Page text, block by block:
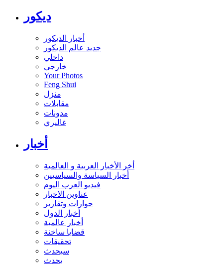
ديكور
أخبار الديكور
جديد عالم الديكور
داخلي
خارجي
Your Photos
Feng Shui
منزل
مقابلات
مدونات
غاليري
أخبار
أخر الأخبار العربية و العالمية
أخبار السياسة والسياسيين
فيديو العرب اليوم
عناوين الاخبار
حوارات وتقارير
أخبار الدول
أخبار عالمية
قضايا ساخنة
تحقيقات
سيحدث
يحدث